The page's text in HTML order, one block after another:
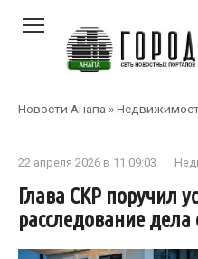
Новости Анапа »
22 апреля 2026 в 11:09:03
Глава СКР поручил
расследование